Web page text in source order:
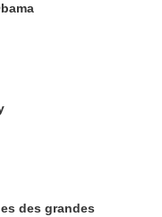
des grandes